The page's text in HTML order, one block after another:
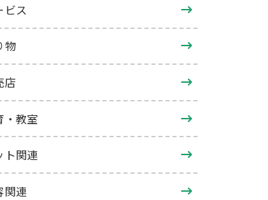
ビス
物
店
・教室
ト関連
関連